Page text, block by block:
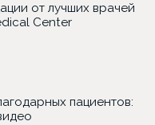
от лучших врачей
Center
пациентов: